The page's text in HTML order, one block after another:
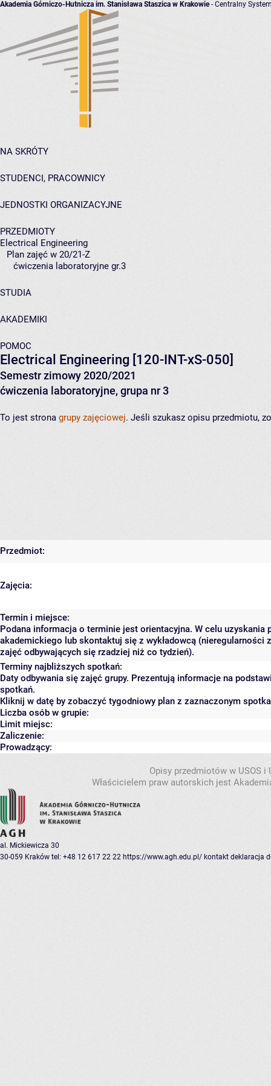
Akademia Górniczo-Hutnicza im. Stanisława Staszica w Krakowie- Centralny
NA SKRÓTY
STUDENCI, PRACOWNICY
JEDNOSTKI ORGANIZACYJNE
PRZEDMIOTY
Electrical Engineering
Plan zajęć w 20/21-Z
ćwiczenia laboratoryjne gr.3
STUDIA
AKADEMIKI
POMOC
Electrical Engineering [120-INT-xS-050]
Semestr zimowy 2020/2021
ćwiczenia laboratoryjne, grupa nr 3
To jest strona grupy zajęciowej. Jeśli szukasz opisu przedmiotu,
Przedmiot:
Zajęcia:
Termin i miejsce:
Podana informacja o terminie jest orientacyjna. W celu
akademickiego lub skontaktuj się z wykładowcą (nieregularności
zajęć odbywających się rzadziej niż co tydzień).
Terminy najbliższych spotkań:
Daty odbywania się zajęć grupy. Prezentują informacje na
spotkań.
Kliknij w datę by zobaczyć tygodniowy plan z zaznaczonym
Liczba osób w grupie:
Limit miejsc:
Zaliczenie:
Prowadzący:
Opisy przedmiotów w USOS
Właścicielem praw autorskich jest
al. Mickiewicza 30
30-059 Kraków tel: +48 12 617 22 22 https://www.agh.edu.pl/ kontakt deklaracja